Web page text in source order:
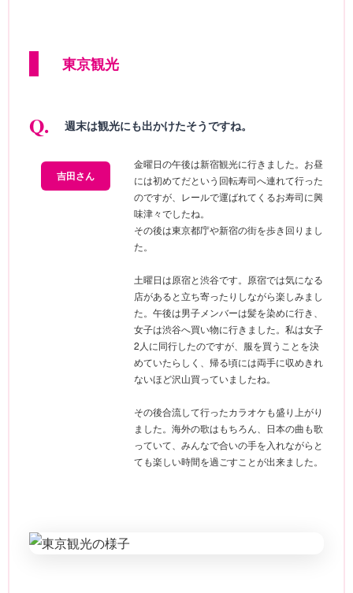
東京観光
週末は観光にも出かけたそうですね。
吉田さん
金曜日の午後は新宿観光に行きました。お昼
には初めてだという回転寿司へ連れて行った
のですが、レールで運ばれてくるお寿司に興
味津々でしたね。
その後は東京都庁や新宿の街を歩き回りまし
た。
土曜日は原宿と渋谷です。原宿では気になる
店があると立ち寄ったりしながら楽しみまし
た。午後は男子メンバーは髪を染めに行き、
女子は渋谷へ買い物に行きました。私は女子
2人に同行したのですが、服を買うことを決
めていたらしく、帰る頃には両手に収めきれ
ないほど沢山買っていましたね。
その後合流して行ったカラオケも盛り上がり
ました。海外の歌はもちろん、日本の曲も歌
っていて、みんなで合いの手を入れながらと
ても楽しい時間を過ごすことが出来ました。